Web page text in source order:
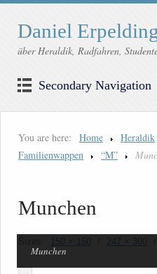
Daniel
über Heraldik, Radfahren,
Secondary Navigation
You are here: Home Heraldik
Familienwappen
“M”
Munchen
150 × 150 247 × 300
Munchen